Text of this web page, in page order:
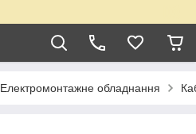
Електромонтажне обладнання